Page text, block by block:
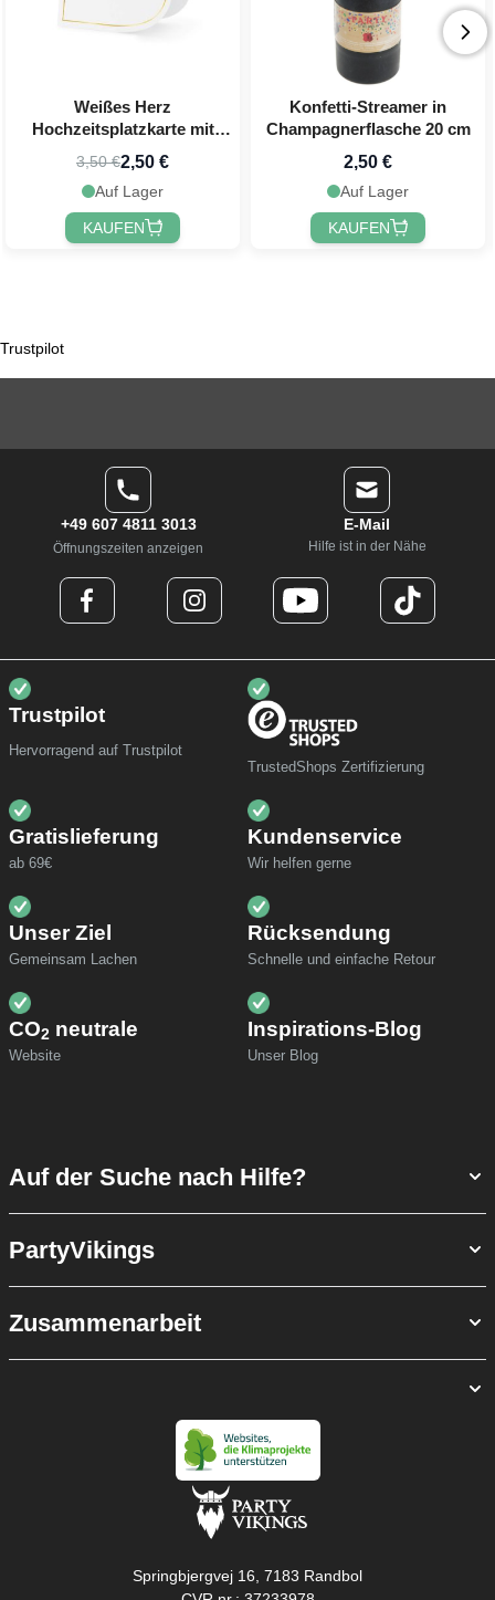
Weißes Herz
Hochzeitsplatzkarte mit
goldenem Rand 10x - 22x15,7
cm
3,50 €2,50 €
Auf Lager
KAUFEN
Konfetti-Streamer in
Champagnerflasche 20 cm
2,50 €
Auf Lager
KAUFEN
Trustpilot
+49 607 4811 3013
Öffnungszeiten anzeigen
E-Mail
Hilfe ist in der Nähe
Trustpilot
Hervorragend auf Trustpilot
TrustedShops Zertifizierung
Gratislieferung
ab 69€
Kundenservice
Wir helfen gerne
Unser Ziel
Gemeinsam Lachen
Rücksendung
Schnelle und einfache Retour
CO2 neutrale
Website
Inspirations-Blog
Unser Blog
Auf der Suche nach Hilfe?
PartyVikings
Zusammenarbeit
Springbjergvej 16, 7183 Randbol